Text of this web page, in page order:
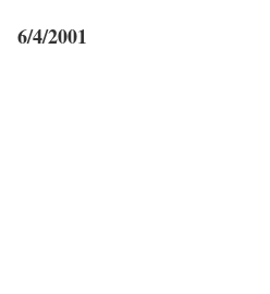
6/4/2001